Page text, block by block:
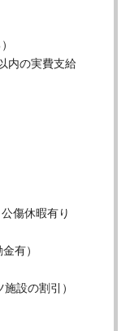
内の実費支給
傷休暇有り
有）
設の割引）